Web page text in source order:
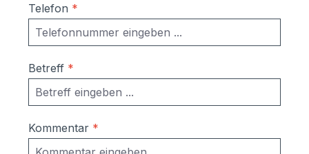
Telefon *
Betreff *
Kommentar *